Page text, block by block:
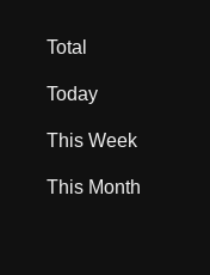
Total
Today
This Week
This Month